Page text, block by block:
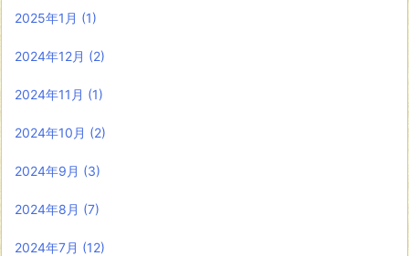
2025年1月 (1)
2024年12月 (2)
2024年11月 (1)
2024年10月 (2)
2024年9月 (3)
2024年8月 (7)
2024年7月 (12)